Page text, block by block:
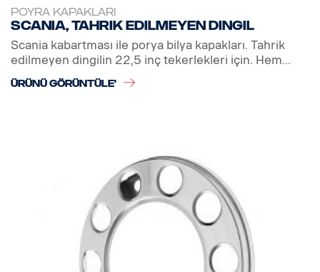
POYRA KAPAKLARI
Scania, tahrik edilmeyen dingil
Scania kabartması ile porya bilya kapakları. Tahrik
edilmeyen dingilin 22,5 inç tekerlekleri için. Hem...
ÜRÜNÜ GÖRÜNTÜLE'